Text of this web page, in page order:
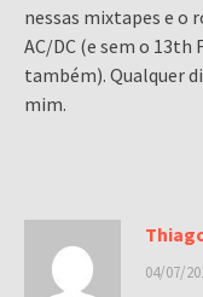
nessas mixtapes e o
AC/DC (e sem o
também). Qualquer
mim.
04/07/